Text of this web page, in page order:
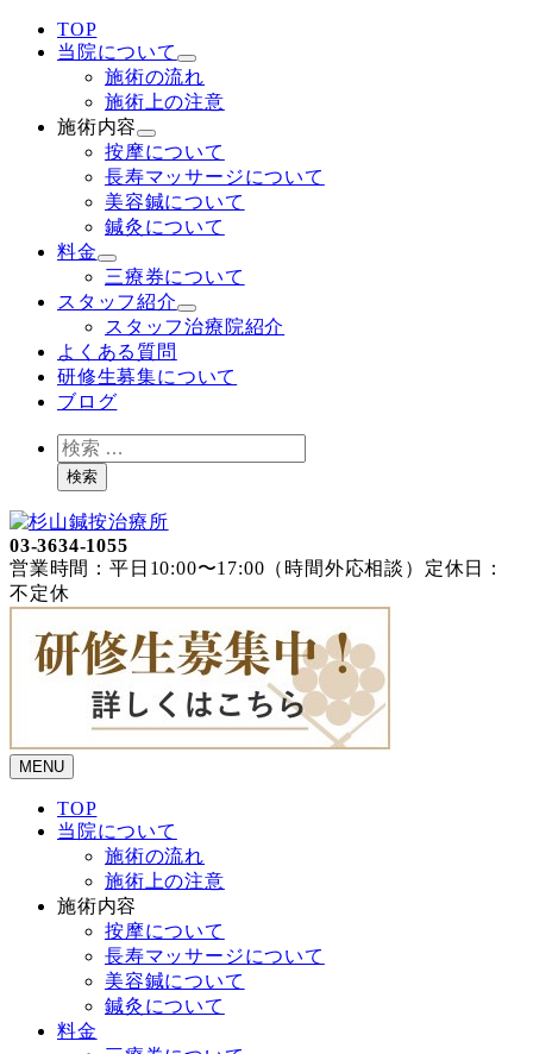
TOP
当院について
施術の流れ
施術上の注意
施術内容
按摩について
長寿マッサージについて
美容鍼について
鍼灸について
料金
三療券について
スタッフ紹介
スタッフ治療院紹介
よくある質問
研修生募集について
ブログ
検
索検索
03-3634-1055
営業時間：平日10:00〜17:00（時間外応相談）定休日：
不定休
MENU
TOP
当院について
施術の流れ
施術上の注意
施術内容
按摩について
長寿マッサージについて
美容鍼について
鍼灸について
料金